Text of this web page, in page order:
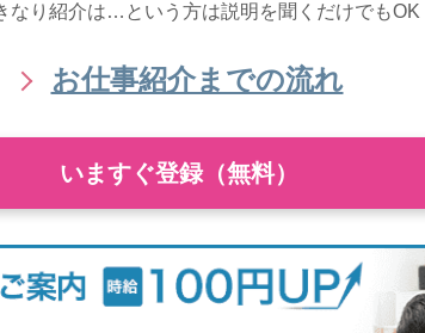
なり紹介は…という方は説明を聞くだけでもOK
お仕事紹介までの流れ
いますぐ登録（無料）